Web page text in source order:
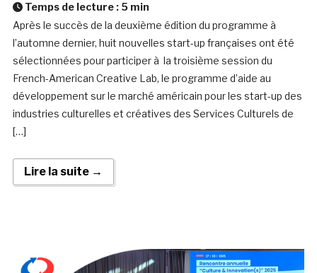
Temps de lecture : 5 min
Après le succès de la deuxième édition du programme à
l’automne dernier, huit nouvelles start-up françaises ont été
sélectionnées pour participer à la troisième session du
French-American Creative Lab, le programme d’aide au
développement sur le marché américain pour les start-up des
industries culturelles et créatives des Services Culturels de
[…]
Lire la suite →